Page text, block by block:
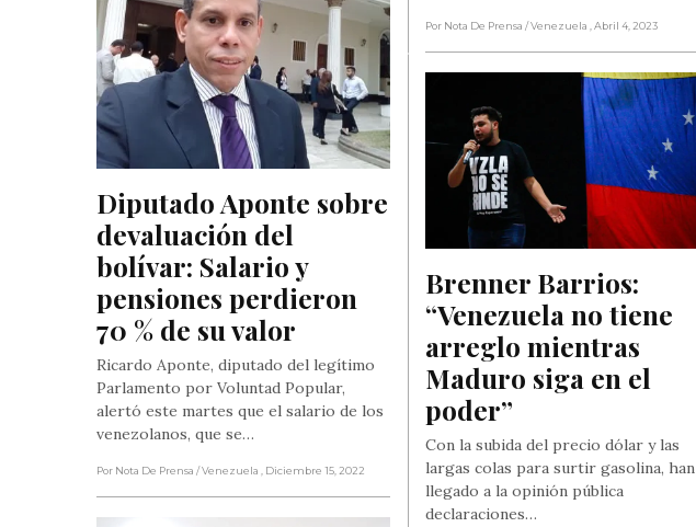
Por Nota De Prensa / Venezuela , Abril 4, 2023
Diputado Aponte sobre
devaluación del
bolívar: Salario y
pensiones perdieron
70 % de su valor
Ricardo Aponte, diputado del legítimo
Parlamento por Voluntad Popular,
alertó este martes que el salario de los
venezolanos, que se…
Por Nota De Prensa / Venezuela , Diciembre 15, 2022
Brenner Barrios:
“Venezuela no tiene
arreglo mientras
Maduro siga en el
poder”
Con la subida del precio dólar y las
largas colas para surtir gasolina, han
llegado a la opinión pública
declaraciones…